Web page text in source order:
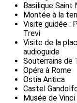
Basilique Saint
Montée à la
Visite guidée :
Trevi
Visite de la
audioguide
Souterrains de
Opéra à Rome
Ostia Antica
Castel
Musée de Vinci